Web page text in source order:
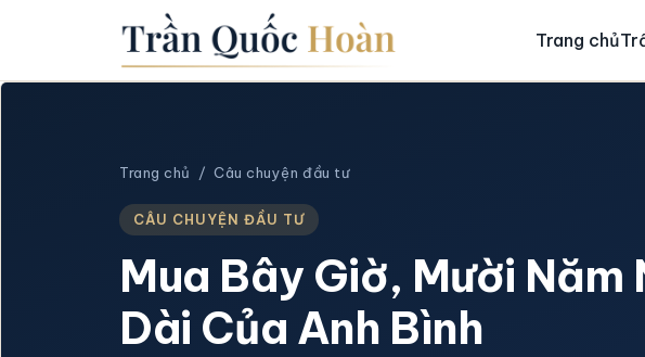
Trang chủ
Trang chủ /Câu chuyện đầu tư
CÂU CHUYỆN ĐẦU TƯ
Mua Bây Giờ, Mười Năm
Dài Của Anh Bình